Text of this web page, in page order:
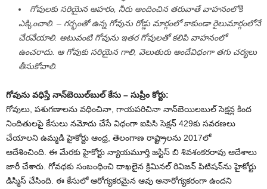
గోవులకు సరియైన ఆహరం, నీరు అందించిన తరువాతే వాహనంలోకి
ఎక్కించాలి. – గర్భంతో ఉన్న గోవును రోడ్డు మార్గంలో కాకుండా రైలుమార్గంలోనే
చేరవేయాలి. అటువంటి గోవును ఇతర గోవులతో కలిపి వాహనంలో
ఉంచరాదు. ఆ గోవుకు సరియైన గాలి, వెలుతురు అందేవిధంగా తగు చర్యలు
తీసుకోవాలి.
గోవును వధిస్తే నాన్‌బెయిల్‌బుల్ కేసు – సుప్రీం కోర్టు:
గోవులు, పశుగణాలను వధించినా, గాయపరిచినా నాన్‌బెయిలబుల్ సెక్షన్ల కింద
నిందితులపై కేసులు నమోదు చేసే విధంగా ఐపిసి సెక్షన్ 429కు సవరణలు
చేయాలని ఉమ్మడి హైకోర్టు ఆంధ్ర, తెలంగాణ రాష్ట్రాలను 2017లో
ఆదేశించింది. ఈ మేరకు హైకోర్టు న్యాయమూర్తి జస్టిస్ బి శివశంకరరావు ఆదేశాలు
జారీ చేశారు. గోవధకు సంబంధించి దాఖలైన క్రిమినల్ రివిజన్ పిటిషన్‌ను హైకోర్టు
డిస్మిస్ చేసింది. ఈ కేసులో ఆరోగ్యకరమైన ఆవు అనారోగ్యకరంగా ఉందని